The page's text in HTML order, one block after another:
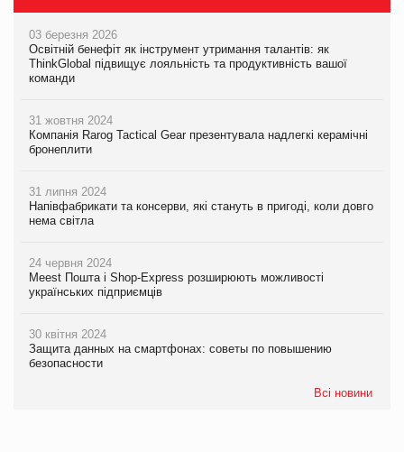
03 березня 2026
Освітній бенефіт як інструмент утримання талантів: як
ThinkGlobal підвищує лояльність та продуктивність вашої
команди
31 жовтня 2024
Компанія Rarog Tactical Gear презентувала надлегкі керамічні
бронеплити
31 липня 2024
Напівфабрикати та консерви, які стануть в пригоді, коли довго
нема світла
24 червня 2024
Meest Пошта і Shop-Express розширюють можливості
українських підприємців
30 квітня 2024
Защита данных на смартфонах: советы по повышению
безопасности
Всі новини